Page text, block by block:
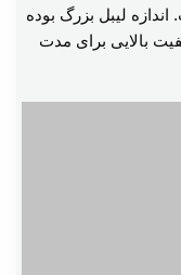
لیبل بزرگ بوده
بالایی برای مدت